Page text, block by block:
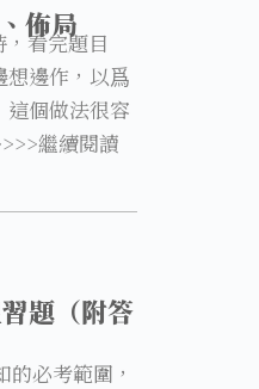
佈局
看完題目
想邊作，以爲
這個做法很容
繼續閱讀
題（附答
必考範圍，